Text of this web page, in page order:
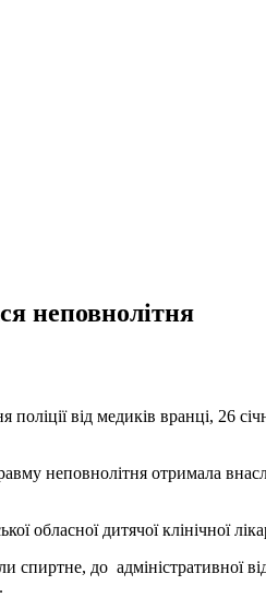
неповнолітня
від медиків вранці, 26
неповнолітня отримала
обласної дитячої клінічної
до адміністративної